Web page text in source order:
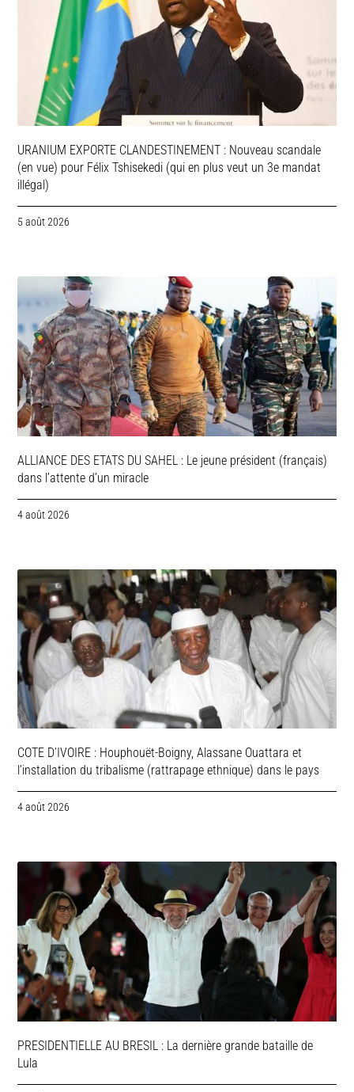
URANIUM EXPORTE CLANDESTINEMENT : Nouveau scandale
(en vue) pour Félix Tshisekedi (qui en plus veut un 3e mandat
illégal)
5 août 2026
ALLIANCE DES ETATS DU SAHEL : Le jeune président (français)
dans l’attente d’un miracle
4 août 2026
COTE D’IVOIRE : Houphouët-Boigny, Alassane Ouattara et
l’installation du tribalisme (rattrapage ethnique) dans le pays
4 août 2026
PRESIDENTIELLE AU BRESIL : La dernière grande bataille de
Lula